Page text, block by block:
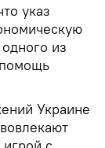
указ
из
Украине